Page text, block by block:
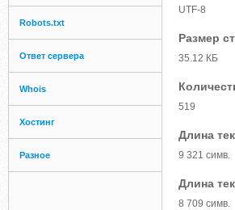
Robots.txt
Ответ сервера
Whois
Хостинг
Разное
UTF-8
Размер
35.12 КБ
519
Длина
9 321 симв.
Длина
8 709 симв.